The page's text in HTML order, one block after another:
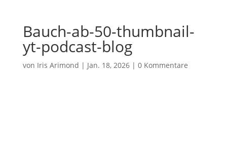
Bauch-ab-50-thumbnail-
yt-podcast-blog
von Iris Arimond | Jan. 18, 2026| 0 Kommentare